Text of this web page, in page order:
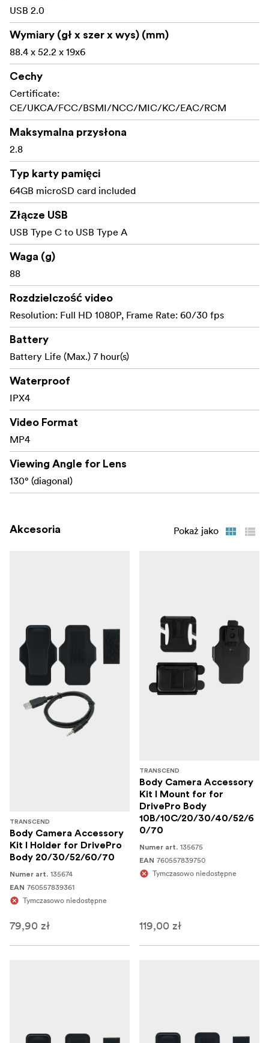
USB 2.0
Wymiary (gł x szer x wys) (mm)
88.4 x 52.2 x 19x6
Cechy
Certificate:
CE/UKCA/FCC/BSMI/NCC/MIC/KC/EAC/RCM
Maksymalna przysłona
2.8
Typ karty pamięci
64GB microSD card included
Złącze USB
USB Type C to USB Type A
Waga (g)
88
Rozdzielczość video
Resolution: Full HD 1080P, Frame Rate: 60/30 fps
Battery
Battery Life (Max.) 7 hour(s)
Waterproof
IPX4
Video Format
MP4
Viewing Angle for Lens
130° (diagonal)
Akcesoria Pokaż jako
TRANSCEND
Body Camera Accessory
Kit I Holder for DrivePro
Body 20/30/52/60/70
Numer art. 135674
EAN 760557839361
Tymczasowo niedostępne
79,90 zł
TRANSCEND
Body Camera Accessory
Kit I Mount for for
DrivePro Body
10B/10C/20/30/40/52/6
0/70
Numer art. 135675
EAN 760557839750
Tymczasowo niedostępne
119,00 zł